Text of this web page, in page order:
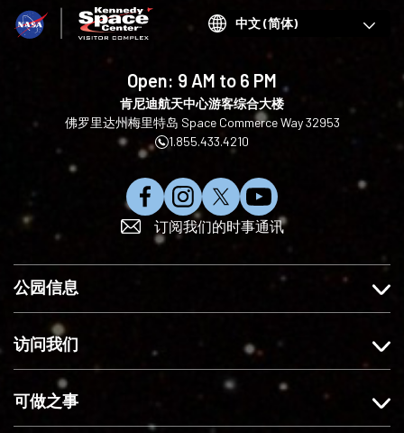
Choose
language
Open: 9 AM to 6 PM
肯尼迪航天中心游客综合大楼
佛罗里达州梅里特岛 Space Commerce Way 32953
1.855.433.4210
在
c
b
赞
在
I
s
a
上
在
X
关
我
订
阅
o
T
b
订阅我们的时事通讯
公园信息
访问我们
可做之事